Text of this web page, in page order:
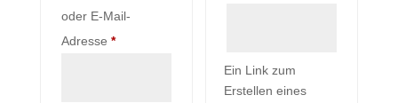
oder E-Mail-
Adresse *
Ein Link zum
Erstellen eines